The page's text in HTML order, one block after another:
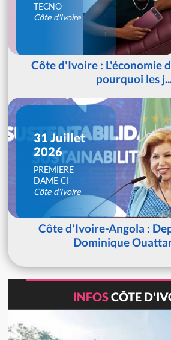
TECNO
Côte d'Ivoire
Côte d'Ivoire : L'économie
pourquoi les
31 Juillet
2026
PREMIERE
DAME CI
Côte d'Ivoire
Côte d'Ivoire-Angola :
Dominique
INFOSCÔTE